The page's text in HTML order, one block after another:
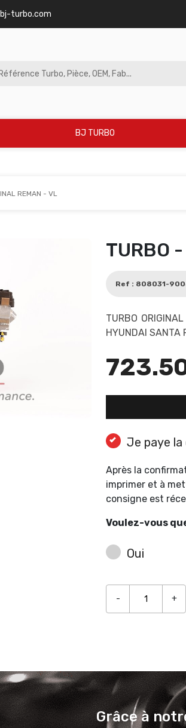
turbo.com
BJ TURBO
REMAN - VL
TURBO
Ref : 808031-
TURBO
HYUNDAI SANTA
Je paye la
Après la
imprimer et à
consigne est
Voulez-vous
Oui
- +
Grâce à